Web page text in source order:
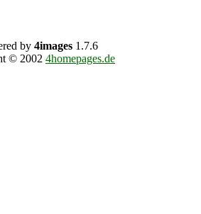
by 4images 1.7.6
© 2002 4homepages.de